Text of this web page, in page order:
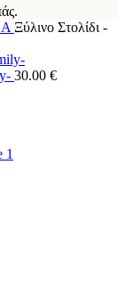
Ξύλινο Στολίδι -
30.00 €